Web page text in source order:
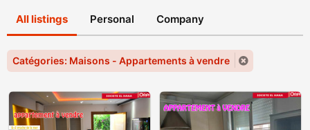
All listings Personal Company
Catégories: Maisons - Appartements à vendre